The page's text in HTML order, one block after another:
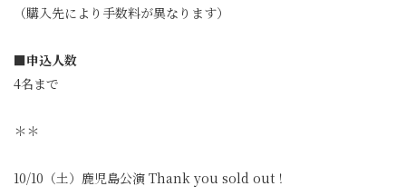
（購入先により手数料が異なります）
■申込人数
4名まで
＊＊
10/10（土）鹿児島公演 Thank you sold out！